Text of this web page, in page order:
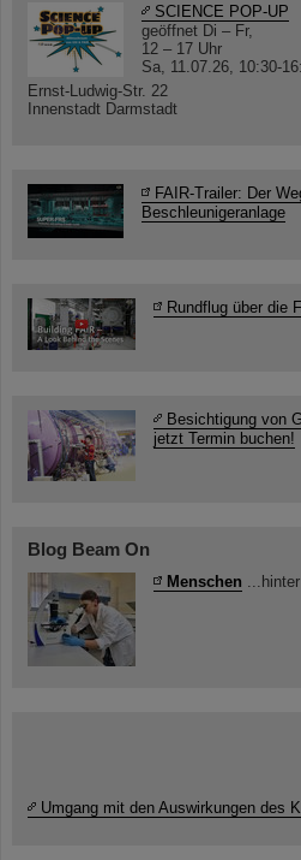
SCIENCE POP-UP
geöffnet Di – Fr,
12 – 17 Uhr
Sa, 11.07.26, 10:30-
Ernst-Ludwig-Str. 22
Innenstadt Darmstadt
FAIR-Trailer: Der
Beschleunigeranlage
Rundflug über die
Besichtigung von
jetzt Termin buchen!
Blog Beam On
Menschen
Umgang mit den Auswirkungen des